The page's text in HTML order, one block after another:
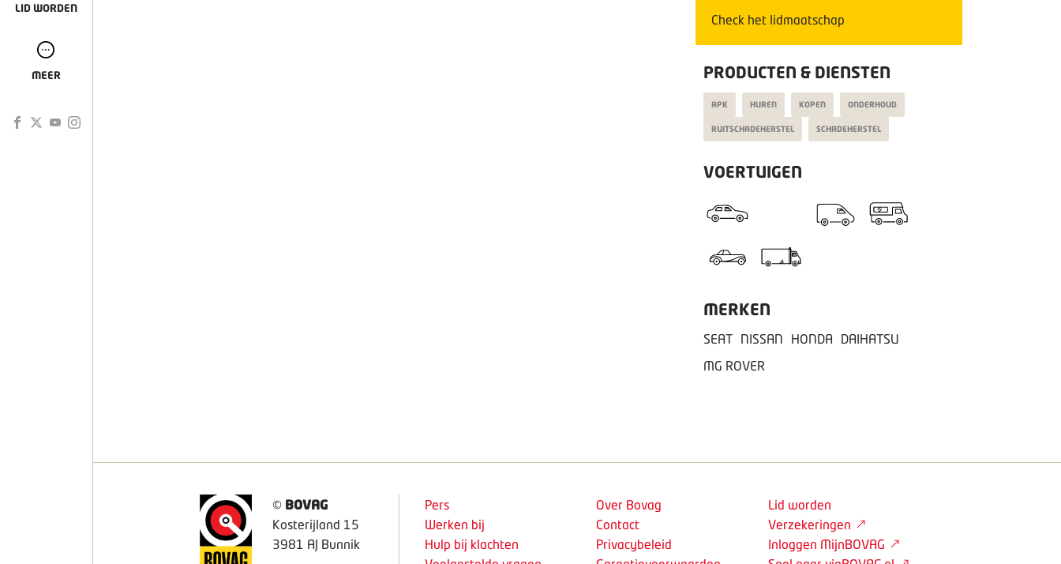
LID WORDEN
MEER
Check het lidmaatschap
PRODUCTEN & DIENSTEN
APK HUREN KOPEN ONDERHOUD
RUITSCHADEHERSTEL SCHADEHERSTEL
VOERTUIGEN
MERKEN
SEAT NISSAN HONDA
DAIHATSU
MG ROVER
© BOVAG
Kosterijland 15
3981 AJ Bunnik
Pers
Werken bij
Hulp bij klachten
Over Bovag
Contact
Privacybeleid
Lid worden
Verzekeringen
Inloggen MijnBOVAG